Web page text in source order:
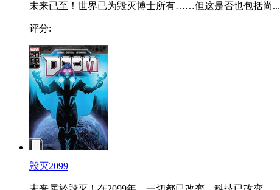
未来已至！世界已为毁灭博士所有……但这是否也包括尚...
评分:
毁灭2099